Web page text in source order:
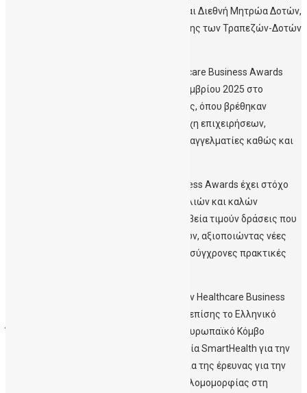
όλων των γενετικών τύπων στα Εθνικά και Διεθνή Μητρώα Δοτών,
βελτιώνοντας τη σχέση κόστους-απόδοσης των Τραπεζών-Δοτών
H Τελετή Απονομής των βραβείων Healthcare Business Awards
2025 πραγματοποιήθηκε την Τρίτη 18 Νοεμβρίου 2025 στο
Συνεδριακό Κέντρο Εθνικής Ασφαλιστικής, όπου βρέθηκαν
περισσότερα από 450 υψηλόβαθμα στελέχη επιχειρήσεων,
εκπρόσωποι Φορέων, Πανεπιστημίων, Επαγγελματίες καθώς και
Ο θεσμός των βραβείων Healthcare Business Awards έχει στόχο
την ανάδειξη και επιβράβευση πρωτοβουλιών και καλών
πρακτικών στον χώρο της Υγείας. Τα βραβεία τιμούν δράσεις που
προάγουν την ποιότητα ζωής των ασθενών, αξιοποιώντας νέες
τεχνολογίες στην υγεία και προωθώντας σύγχρονες πρακτικές
Ευχαριστούμε την επιτροπή των βραβείων Healthcare Business
Awards για την τιμητική διάκριση καθώς επίσης το Ελληνικό
Ίδρυμα Έρευνας και Καινοτομίας και τον Ευρωπαϊκό Κόμβο
Ψηφιακής Καινοτομίας για την Ευφυή Υγεία SmartHealth για την
έμπρακτη υποστήριξη καθόλη την διάρκεια της έρευνας για την
ανάδειξη της επιρροής της τοπικής ποικιλομομορφίας στη